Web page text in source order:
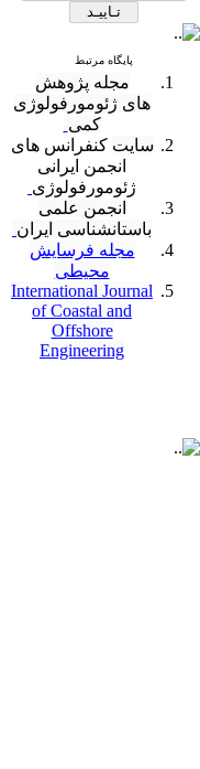
پایگاه مرتبط
مجله پژوهش
های ژئومورفولوژی
کمی
سایت کنفرانس های
انجمن ایرانی
ژئومورفولوژی
انجمن علمی
باستانشناسی ایران
مجله فرسایش
محیطی
International Journal
of Coastal and
Offshore
Engineering